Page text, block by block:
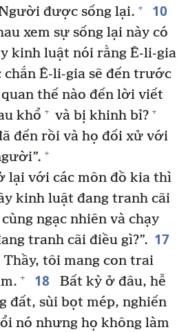
được sống lại. + 10
xem sự sống lại này có
kinh luật nói rằng Ê-li-gia
chắn Ê-li-gia sẽ đến trước
thế nào đến lời viết
khổ + và bị khinh bỉ? +
đến rồi và họ đối xử với
+
lại với các môn đồ kia thì
kinh luật đang tranh cãi
ngạc nhiên và chạy
tranh cãi điều gì?”. 17
tôi mang con trai
+ 18
Bất kỳ ở đâu, hễ
đất, sùi bọt mép, nghiến
nó nhưng họ không làm